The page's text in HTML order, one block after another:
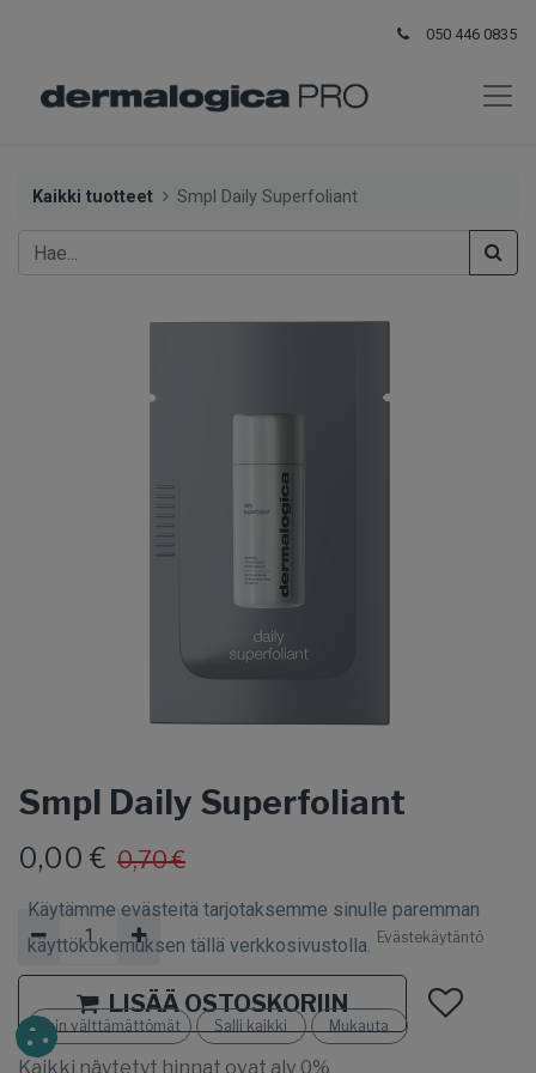
050 446 0835
Kaikki tuotteet Smpl Daily Superfoliant
Smpl Daily Superfoliant
0,00 € 0,70€
LISÄÄ OSTOSKORIIN
Kaikki näytetyt hinnat ovat alv 0%
Käytämme evästeitä tarjotaksemme sinulle paremman
käyttökokemuksen tällä verkkosivustolla. Evästekäytäntö
Vain välttämättömät Salli kaikki Mukauta